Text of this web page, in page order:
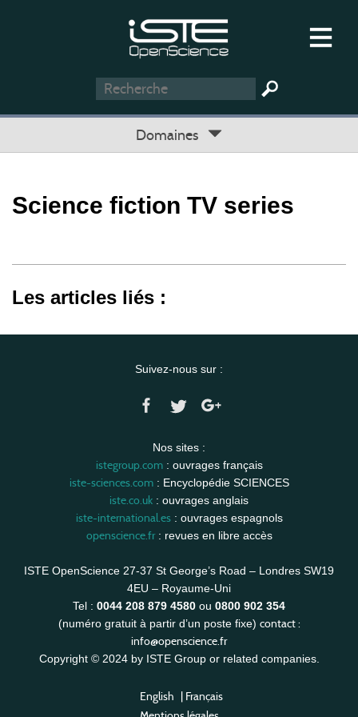
Domaines
Science fiction TV series
Les articles liés :
Suivez-nous sur :
Nos sites :
istegroup.com: ouvrages français
iste-sciences.com: Encyclopédie SCIENCES
iste.co.uk : ouvrages anglais
iste-international.es: ouvrages espagnols
openscience.fr: revues en libre accès
ISTE OpenScience 27-37 St George’s Road – Londres SW19
4EU – Royaume-Uni
Tel : 0044 208 879 4580 ou 0800 902 354
(numéro gratuit à partir d’un poste fixe) contact :
info@openscience.fr
Copyright © 2024 by ISTE Group or related companies.
English | Français